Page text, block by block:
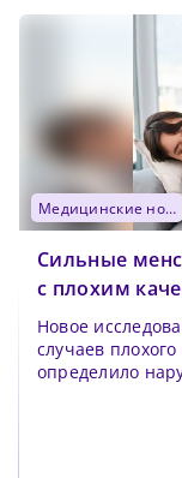
медицинские новости
Сильные
с плохим
Новое
случаев
определило